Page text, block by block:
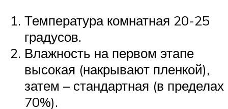
Температура комнатная 20-25
градусов.
Влажность на первом этапе
высокая (накрывают пленкой),
затем – стандартная (в пределах
70%).